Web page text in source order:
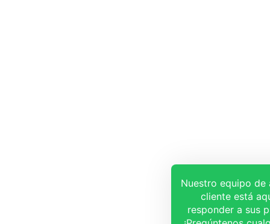
Nuestro equipo de
cliente está
responder a sus